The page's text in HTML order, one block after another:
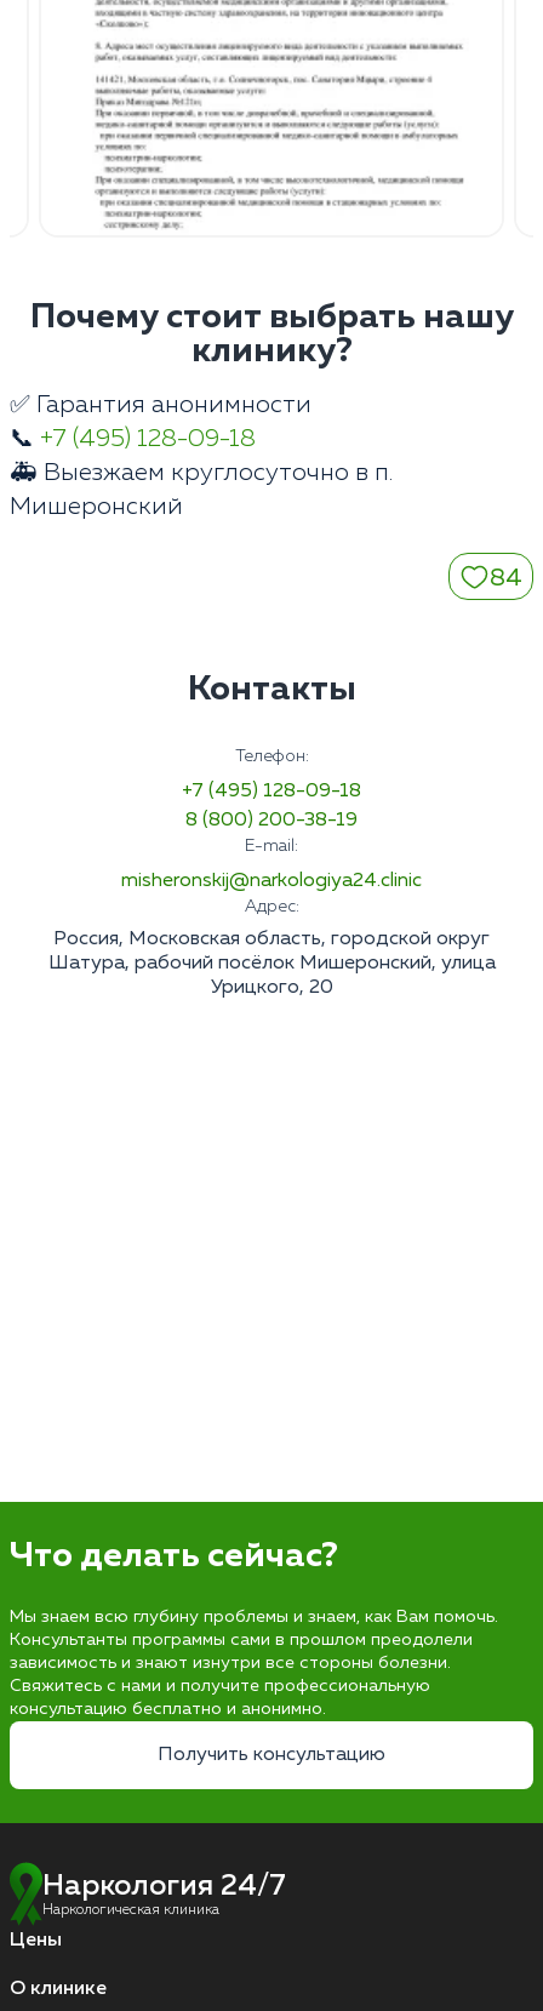
Почему стоит выбрать нашу
клинику?
✅ Гарантия анонимности
📞 +7 (495) 128-09-18
🚑 Выезжаем круглосуточно в п.
Мишеронский
84
Контакты
Телефон:
+7 (495) 128-09-18
8 (800) 200-38-19
E-mail:
misheronskij@narkologiya24.clinic
Адрес:
Россия, Московская область, городской округ
Шатура, рабочий посёлок Мишеронский, улица
Урицкого, 20
Что делать сейчас?
Мы знаем всю глубину проблемы и знаем, как Вам помочь.
Консультанты программы сами в прошлом преодолели
зависимость и знают изнутри все стороны болезни.
Свяжитесь с нами и получите профессиональную
консультацию бесплатно и анонимно.
Получить консультацию
Наркология 24/7
Наркологическая клиника
Цены
О клинике